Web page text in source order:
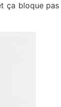
ça bloque